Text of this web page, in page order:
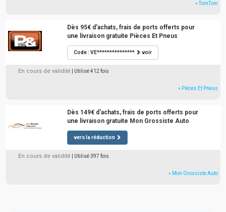
» TomTom
Dès 95€ d'achats, frais de ports offerts pour
une livraison gratuite Pièces Et Pneus
Code : VE*************** voir
En cours de validité | Utilisé 412 fois
» Pièces Et Pneus
Dès 149€ d'achats, frais de ports offerts pour
une livraison gratuite Mon Grossiste Auto
vers la réduction
En cours de validité | Utilisé 397 fois
» Mon Grossiste Auto